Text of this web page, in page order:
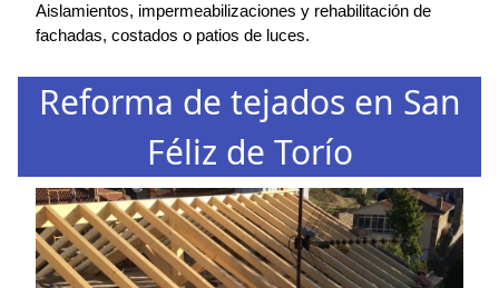
Aislamientos, impermeabilizaciones y rehabilitación de
fachadas, costados o patios de luces.
Reforma de tejados en San
Féliz de Torío